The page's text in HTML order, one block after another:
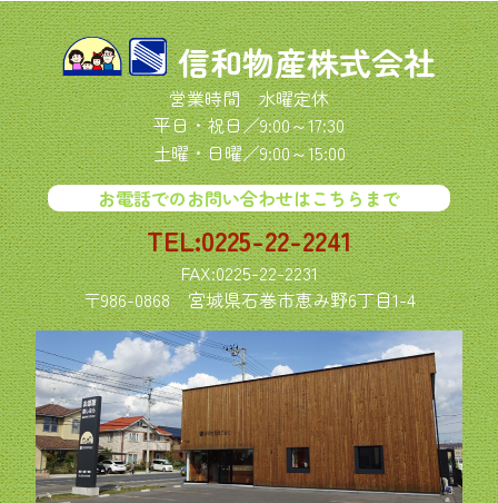
信和物産株式会社
営業時間 水曜定休
平日・祝日／9:00～17:30
土曜・日曜／9:00～15:00
お電話でのお問い合わせはこちらまで
TEL:0225-22-2241
FAX:0225-22-2231
〒986-0868宮城県石巻市恵み野6丁目1-4